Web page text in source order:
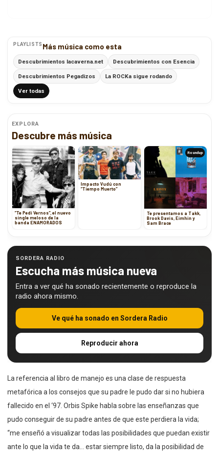
PLAYLISTS Más música como esta
Descubrimientos lacaverna.net Descubrimientos con Esencia
Descubrimientos Pegadizos La ROCKa sigue rodando
Ver todas
EXPLORA
Descubre más música
“Te Pedí Vernos”, el nuevo
single meloso de la
banda ENAMORADOS
Impacto Vudú con
“Tiempo Muerto”
Roundup
Te presentamos a Takk,
Brook Davis, Eimhin y
Sam Brace
SORDERA RADIO
Escucha más música nueva
Entra a ver qué ha sonado recientemente o reproduce la
radio ahora mismo.
Ve qué ha sonado en Sordera Radio
Reproducir ahora
La referencia al libro de manejo es una clase de respuesta
metafórica a los consejos que su padre le pudo dar si no hubiera
fallecido en el ‘97. Orbis Spike habla sobre las enseñanzas que
pudo conseguir de su padre antes de que este perdiera la vida;
“me enseñó a visualizar todas las posibilidades que puedan existir
ante lo que la vida te da… estar siempre listo, da la posibilidad de